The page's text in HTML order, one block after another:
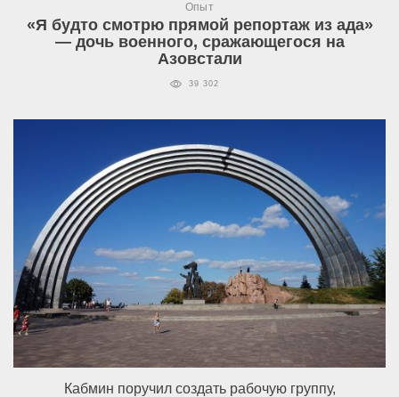
Опыт
«Я будто смотрю прямой репортаж из ада»
— дочь военного, сражающегося на
Азовстали
39 302
Кабмин поручил создать рабочую группу,